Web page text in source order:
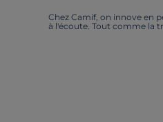
Chez Camif, on innove en
à l'écoute. Tout comme la